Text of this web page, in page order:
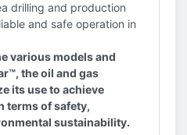
drilling and production
and safe operation in
various models and
the oil and gas
its use to achieve
terms of safety,
sustainability.